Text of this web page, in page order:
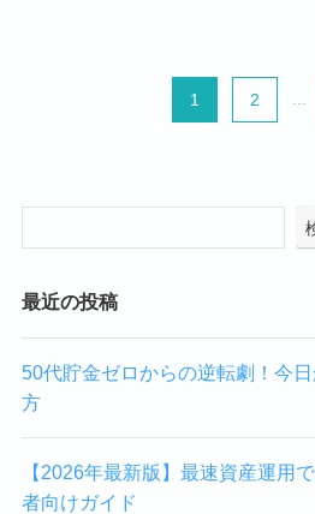
1 2
最近の投稿
50代貯金ゼロからの逆転劇！今
方
【2026年最新版】最速資産運用
者向けガイド